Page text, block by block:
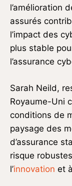
l’amélioration
assurés
l’impact des
plus stable
l’assurance
Sarah Neild,
Royaume-Uni
conditions de
paysage des
d’assurance
risque
l’innovation et